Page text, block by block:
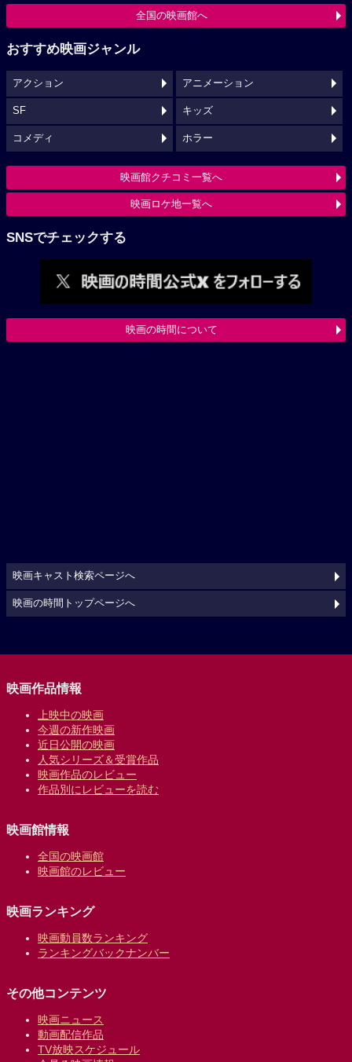
全国の映画館へ
おすすめ映画ジャンル
アクション アニメーション
SF キッズ
コメディ ホラー
映画館クチコミ一覧へ
映画ロケ地一覧へ
SNSでチェックする
映画の時間について
映画キャスト検索ページへ
映画の時間トップページへ
映画作品情報
上映中の映画
今週の新作映画
近日公開の映画
人気シリーズ＆受賞作品
映画作品のレビュー
作品別にレビューを読む
映画館情報
全国の映画館
映画館のレビュー
映画ランキング
映画動員数ランキング
ランキングバックナンバー
その他コンテンツ
映画ニュース
動画配信作品
TV放映スケジュール